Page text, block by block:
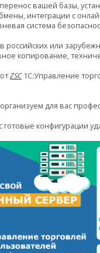
вашей базы,
интеграции с
система
или
копирование,
ZSC1С:Управление
для вас
конфигурации